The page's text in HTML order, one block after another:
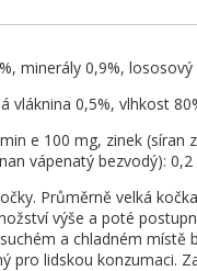
minerály 0,9%,
vláknina 0,5%, vlhkost
e 100 mg, zinek (síran
vápenatý bezvodý):
Průměrně velká
výše a poté
a chladném místě
pro lidskou konzumaci.